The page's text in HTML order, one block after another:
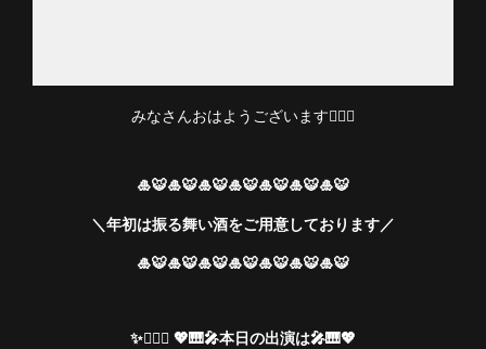
みなさんおはようございます🙋🏻‍♀️
🎍🐯🎍🐯🎍🐯🎍🐯🎍🐯🎍🐯🎍🐯
＼年初は振る舞い酒をご用意しております／
🎍🐯🎍🐯🎍🐯🎍🐯🎍🐯🎍🐯🎍🐯
✨💁🏻‍♀️ 💖🎹🎤本日の出演は🎤🎹💖